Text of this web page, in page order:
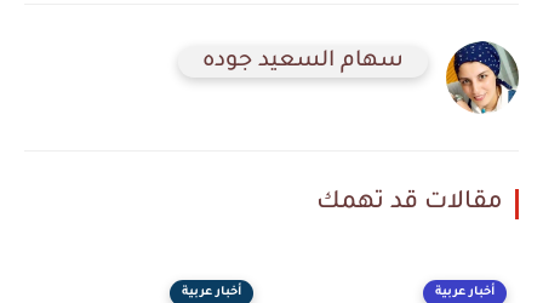
سهام السعيد جوده
مقالات قد تهمك
أخبار عربية أخبار عربية